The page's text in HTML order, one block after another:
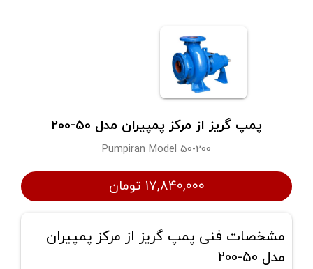
پمپ گریز از مرکز پمپیران مدل 50-200
Pumpiran Model 50-200
۱۷,۸۴۰,۰۰۰ تومان
مشخصات فنی پمپ گریز از مرکز پمپیران
مدل 50-200